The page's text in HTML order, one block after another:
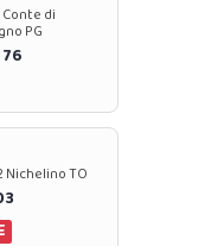
di
PG
Nichelino TO